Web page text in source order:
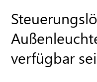
verfügbar